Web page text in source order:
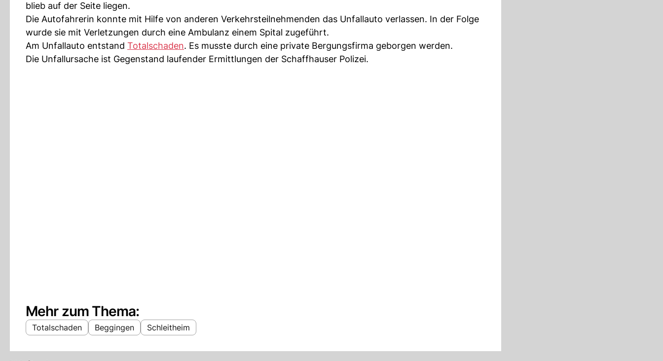
blieb auf der Seite liegen.
Die Autofahrerin konnte mit Hilfe von anderen Verkehrsteilnehmenden das Unfallauto verlassen. In der Folge
wurde sie mit Verletzungen durch eine Ambulanz einem Spital zugeführt.
Am Unfallauto entstand Totalschaden. Es musste durch eine private Bergungsfirma geborgen werden.
Die Unfallursache ist Gegenstand laufender Ermittlungen der Schaffhauser Polizei.
Mehr zum Thema:
Totalschaden Beggingen Schleitheim